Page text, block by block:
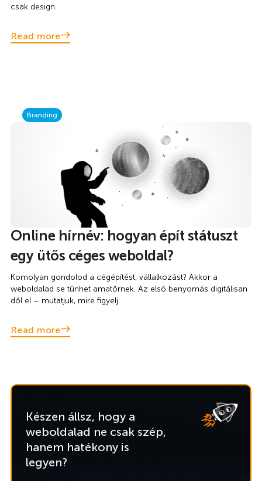
csak design.
Read more
Branding
Online hírnév: hogyan épít státuszt
egy ütős céges weboldal?
Komolyan gondolod a cégépítést, vállalkozást? Akkor a
weboldalad se tűnhet amatőrnek. Az első benyomás digitálisan
dől el – mutatjuk, mire figyelj.
Read more
Készen állsz, hogy a
weboldalad ne csak szép,
hanem hatékony is
legyen?